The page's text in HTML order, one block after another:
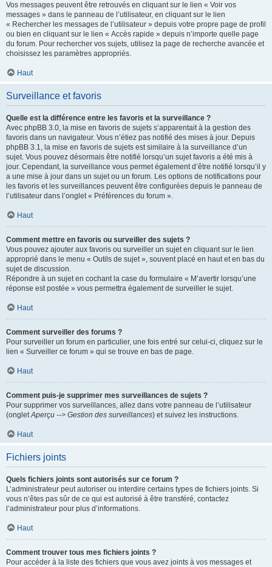
Vos messages peuvent être retrouvés en cliquant sur le lien « Voir vos
messages » dans le panneau de l’utilisateur, en cliquant sur le lien
« Rechercher les messages de l’utilisateur » depuis votre propre page de profil
ou bien en cliquant sur le lien « Accès rapide » depuis n’importe quelle page
du forum. Pour rechercher vos sujets, utilisez la page de recherche avancée et
choisissez les paramètres appropriés.
Haut
Surveillance et favoris
Quelle est la différence entre les favoris et la surveillance ?
Avec phpBB 3.0, la mise en favoris de sujets s’apparentait à la gestion des
favoris dans un navigateur. Vous n’étiez pas notifié des mises à jour. Depuis
phpBB 3.1, la mise en favoris de sujets est similaire à la surveillance d’un
sujet. Vous pouvez désormais être notifié lorsqu’un sujet favoris a été mis à
jour. Cependant, la surveillance vous permet également d’être notifié lorsqu’il y
a une mise à jour dans un sujet ou un forum. Les options de notifications pour
les favoris et les surveillances peuvent être configurées depuis le panneau de
l’utilisateur dans l’onglet « Préférences du forum ».
Haut
Comment mettre en favoris ou surveiller des sujets ?
Vous pouvez ajouter aux favoris ou surveiller un sujet en cliquant sur le lien
approprié dans le menu « Outils de sujet », souvent placé en haut et en bas du
sujet de discussion.
Répondre à un sujet en cochant la case du formulaire « M’avertir lorsqu’une
réponse est postée » vous permettra également de surveiller le sujet.
Haut
Comment surveiller des forums ?
Pour surveiller un forum en particulier, une fois entré sur celui-ci, cliquez sur le
lien « Surveiller ce forum » qui se trouve en bas de page.
Haut
Comment puis-je supprimer mes surveillances de sujets ?
Pour supprimer vos surveillances, allez dans votre panneau de l’utilisateur
(ongletAperçu --> Gestion des surveillances) et suivez les instructions.
Haut
Fichiers joints
Quels fichiers joints sont autorisés sur ce forum ?
L’administrateur peut autoriser ou interdire certains types de fichiers joints. Si
vous n’êtes pas sûr de ce qui est autorisé à être transféré, contactez
l’administrateur pour plus d’informations.
Haut
Comment trouver tous mes fichiers joints ?
Pour accéder à la liste des fichiers que vous avez joints à vos messages et